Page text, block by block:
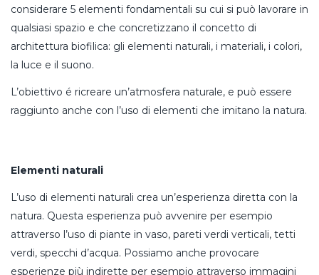
considerare 5 elementi fondamentali su cui si può lavorare in
qualsiasi spazio e che concretizzano il concetto di
architettura biofilica: gli elementi naturali, i materiali, i colori,
la luce e il suono.
L’obiettivo é ricreare un’atmosfera naturale, e può essere
raggiunto anche con l’uso di elementi che imitano la natura.
Elementi naturali
L’uso di elementi naturali crea un’esperienza diretta con la
natura. Questa esperienza può avvenire per esempio
attraverso l’uso di piante in vaso, pareti verdi verticali, tetti
verdi, specchi d’acqua. Possiamo anche provocare
esperienze più indirette per esempio attraverso immagini